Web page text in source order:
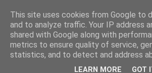
Manuela Sonntag
Bücher, Blogs & mehr
This site uses cookies from Google to
and to analyze traffic. Your IP address
shared with Google along with
metrics to ensure quality of service,
statistics, and to detect and address
LEARN MORE GOT